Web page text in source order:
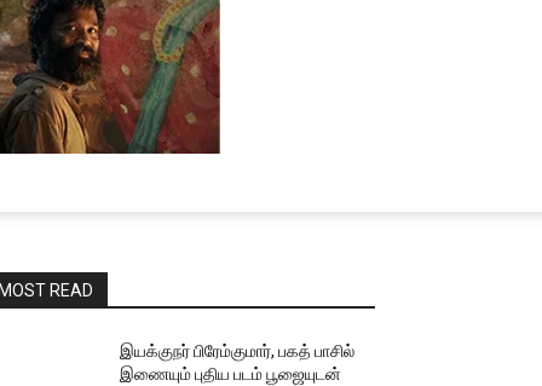
MOST READ
இயக்குநர் பிரேம்குமார், பகத் பாசில்
இணையும் புதிய படம் பூஜையுடன்